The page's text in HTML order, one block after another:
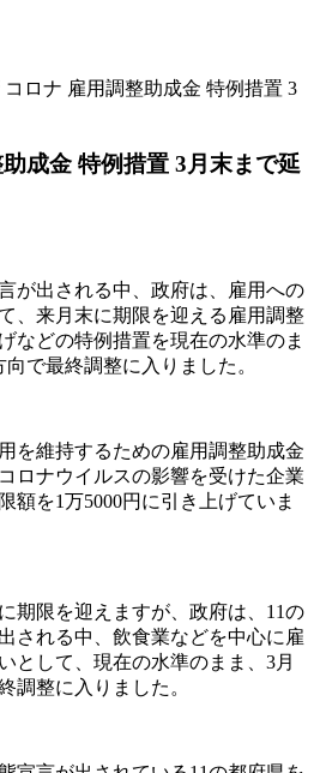
コロナ 雇用調整助成金 特例措置 3
成金 特例措置 3月末まで延
が出される中、政府は、雇用への
、来月末に期限を迎える雇用調整
などの特例措置を現在の水準のま
で最終調整に入りました。
を維持するための雇用調整助成金
ロナウイルスの影響を受けた企業
額を1万5000円に引き上げていま
期限を迎えますが、政府は、11の
される中、飲食業などを中心に雇
として、現在の水準のまま、3月
調整に入りました。